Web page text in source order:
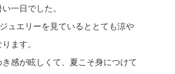
一日でした。
ュエリーを見ているととても涼や
ます。
感が眩しくて、夏こそ身につけて